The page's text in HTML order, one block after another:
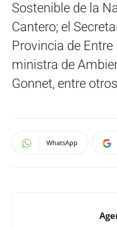
Sostenible de la
Cantero; el
Provincia de
ministra de
Gonnet, entre
WhatsApp